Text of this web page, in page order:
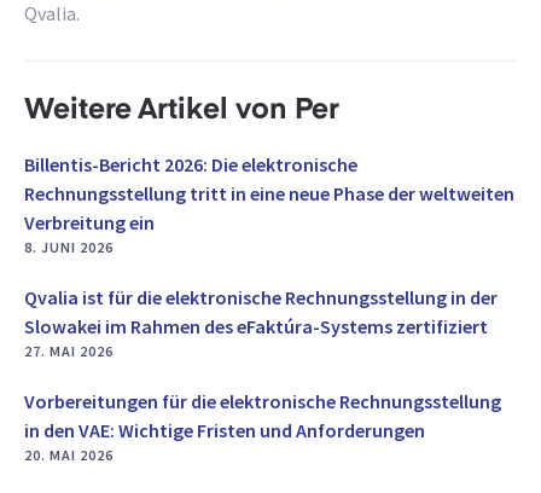
Qvalia.
Weitere Artikel von Per
Billentis-Bericht 2026: Die elektronische
Rechnungsstellung tritt in eine neue Phase der weltweiten
Verbreitung ein
8. JUNI 2026
Qvalia ist für die elektronische Rechnungsstellung in der
Slowakei im Rahmen des eFaktúra-Systems zertifiziert
27. MAI 2026
Vorbereitungen für die elektronische Rechnungsstellung
in den VAE: Wichtige Fristen und Anforderungen
20. MAI 2026